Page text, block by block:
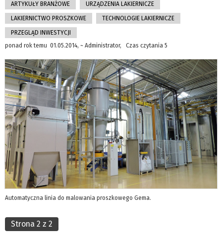
ARTYKUŁY BRANŻOWE URZĄDZENIA LAKIERNICZE
LAKIERNICTWO PROSZKOWE TECHNOLOGIE LAKIERNICZE
PRZEGLĄD INWESTYCJI
ponad rok temu 01.05.2014, ~ Administrator, Czas czytania 5
Automatyczna linia do malowania proszkowego Gema.
Strona 2 z 2